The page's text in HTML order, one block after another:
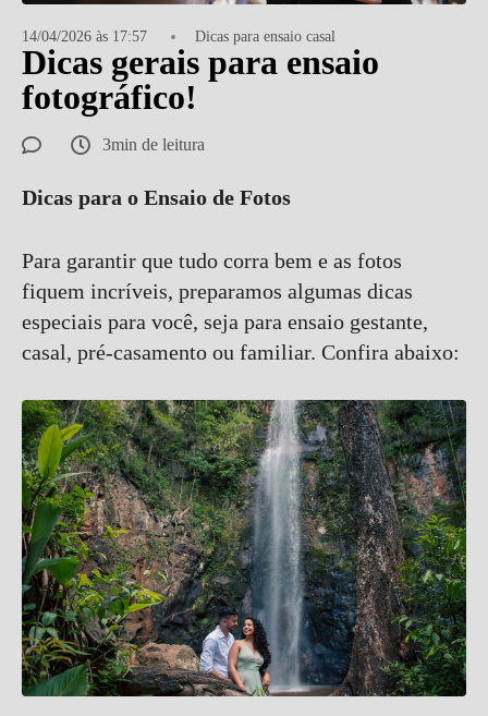
14/04/2026 às 17:57 Dicas para ensaio casal
Dicas gerais para ensaio
fotográfico!
3min de leitura
Dicas para o Ensaio de Fotos
Para garantir que tudo corra bem e as fotos
fiquem incríveis, preparamos algumas dicas
especiais para você, seja para ensaio gestante,
casal, pré-casamento ou familiar. Confira abaixo: